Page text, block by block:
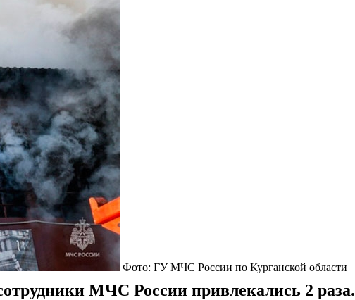
Фото: ГУ МЧС России по Курганской области
МЧС России привлекались 2 раза.